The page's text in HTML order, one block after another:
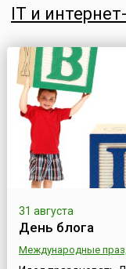
IT и
31 августа
День блога
Международные